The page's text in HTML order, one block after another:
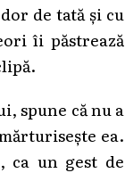
de tată și cu
îi păstrează
spune că nu a
ea.
ca un gest de